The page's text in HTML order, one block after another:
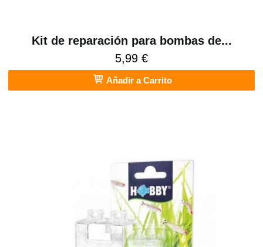
Kit de reparación para bombas de...
5,99 €
Añadir a Carrito